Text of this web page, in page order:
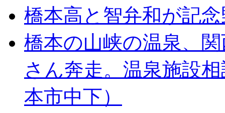
橋本高と智弁和が記
橋本の山峡の温泉、
さん奔走。温泉施設
本市中下）